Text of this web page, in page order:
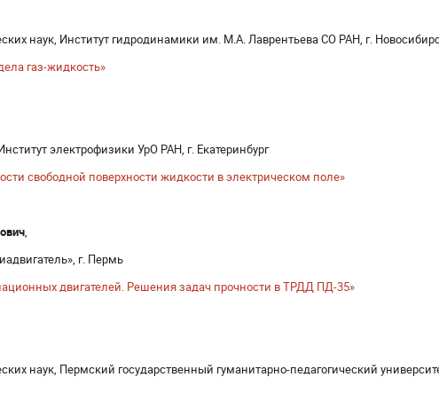
наук, Институт гидродинамики им. М.А. Лаврентьева СО РАН, г.
газ-жидкость»
электрофизики УрО РАН, г. Екатеринбург
свободной поверхности жидкости в электрическом поле»
,
г. Пермь
двигателей. Решения задач прочности в ТРДД ПД-35»
наук, Пермский государственный гуманитарно-педагогический